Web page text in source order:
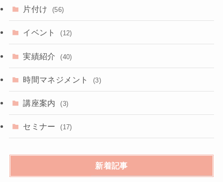
片付け (56)
イベント (12)
実績紹介 (40)
時間マネジメント (3)
講座案内 (3)
セミナー (17)
新着記事